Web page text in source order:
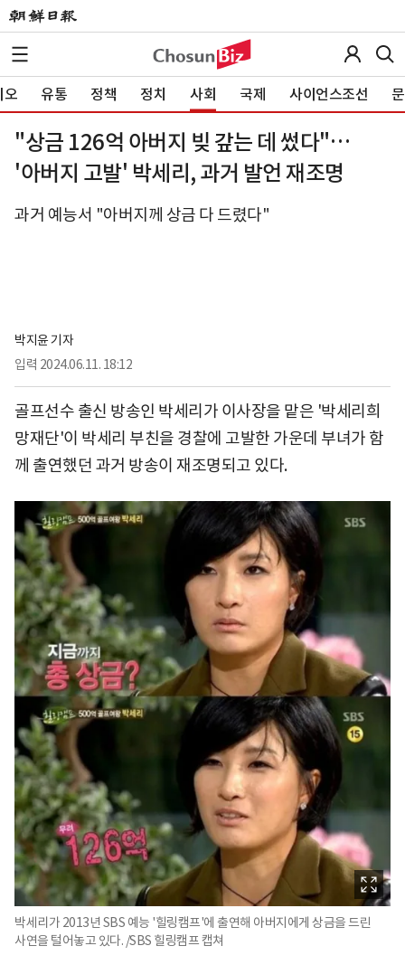
오 유통 정책 정치 사회 국제 사이언스조선
"상금 126억 아버지 빚 갚는 데 썼다"…
'아버지 고발' 박세리, 과거 발언 재조명
과거 예능서 "아버지께 상금 다 드렸다"
박지윤 기자
입력 2024.06.11. 18:12
골프선수 출신 방송인 박세리가 이사장을 맡은 '박세리희
망재단'이 박세리 부친을 경찰에 고발한 가운데 부녀가 함
께 출연했던 과거 방송이 재조명되고 있다.
박세리가 2013년 SBS 예능 '힐링캠프'에 출연해 아버지에게 상금을 드린
사연을 털어놓고 있다. /SBS 힐링캠프 캡쳐